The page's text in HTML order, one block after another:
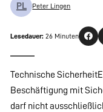
PL Peter Lingen
Lesedauer: 26 Minuten
Technische
Beschäftigung mit
darf nicht